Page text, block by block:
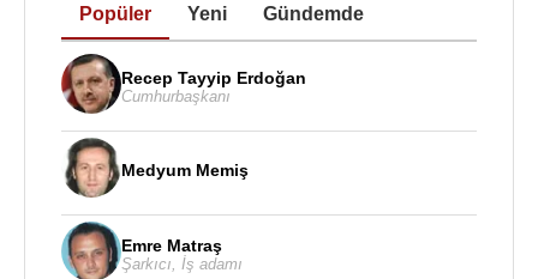
Popüler Yeni Gündemde
Recep Tayyip Erdoğan
Cumhurbaşkanı
Medyum Memiş
Emre Matraş
Şarkıcı İş adamı